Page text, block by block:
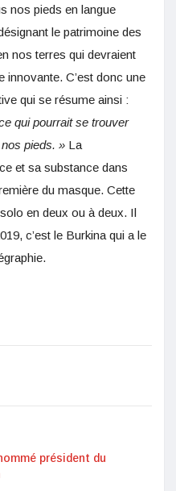
nos pieds en langue
le patrimoine des
nos terres qui devraient
innovante. C’est donc une
qui se résume ainsi :
qui pourrait se trouver
pieds. » La
et sa substance dans
du masque. Cette
en deux ou à deux. Il
c’est le Burkina qui a le
président du